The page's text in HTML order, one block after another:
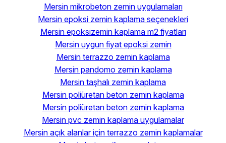
Mersin mikrobeton zemin uygulamaları
Mersin epoksi zemin kaplama seçenekleri
Mersin epoksizemin kaplama m2 fiyatları
Mersin uygun fiyat epoksi zemin
Mersin terrazzo zemin kaplama
Mersin pandomo zemin kaplama
Mersin taşhalı zemin kaplama
Mersin poliüretan beton zemin kaplama
Mersin poliüretan beton zemin kaplama
Mersin pvc zemin kaplama uygulamalar
Mersin açık alanlar için terrazzo zemin kaplamalar